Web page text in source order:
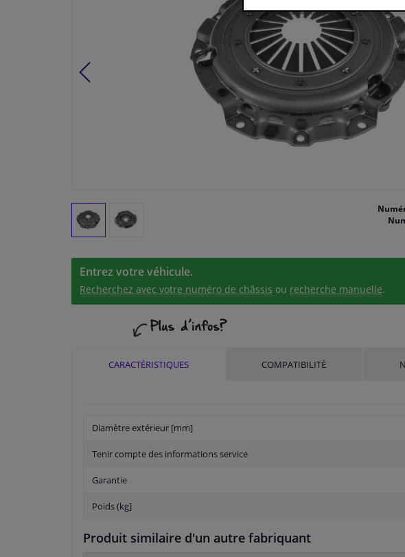
Entrez votre véhicule.
Recherchez avec votre numéro de châssis ou recherche manuelle.
CARACTÉRISTIQUES COMPATIBILITÉ
Diamètre extérieur [mm]
Tenir compte des informations service
Garantie
Poids (kg]
Produit similaire d'un autre fabriquant